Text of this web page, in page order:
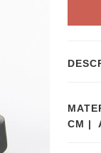
CM |